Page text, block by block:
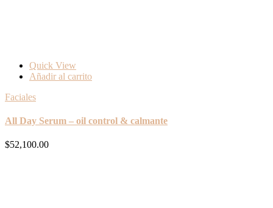
Quick View
Añadir al carrito
Faciales
All Day Serum – oil control & calmante
$52,100.00